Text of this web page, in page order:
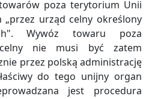
poza terytorium Unii
„przez urząd celny określony
Wywóz towaru poza
nie musi być zatem
przez polską administrację
do tego unijny organ
jest procedura